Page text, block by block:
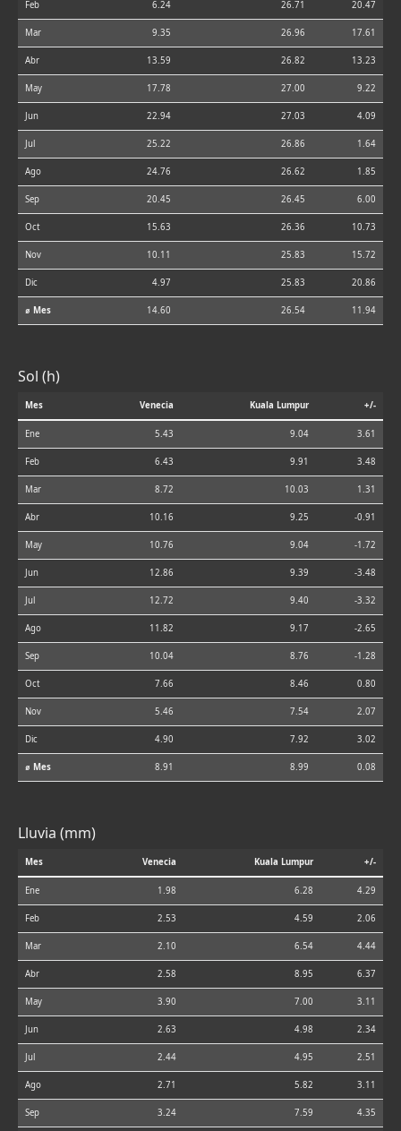
Feb 6.24 26.71 20.47
Mar 9.35 26.96 17.61
Abr 13.59 26.82 13.23
May 17.78 27.00 9.22
Jun 22.94 27.03 4.09
Jul 25.22 26.86 1.64
Ago 24.76 26.62 1.85
Sep 20.45 26.45 6.00
Oct 15.63 26.36 10.73
Nov 10.11 25.83 15.72
Dic 4.97 25.83 20.86
⌀ Mes 14.60 26.54 11.94
Sol (h)
Mes Venecia Kuala Lumpur +/-
Ene 5.43 9.04 3.61
Feb 6.43 9.91 3.48
Mar 8.72 10.03 1.31
Abr 10.16 9.25 -0.91
May 10.76 9.04 -1.72
Jun 12.86 9.39 -3.48
Jul 12.72 9.40 -3.32
Ago 11.82 9.17 -2.65
Sep 10.04 8.76 -1.28
Oct 7.66 8.46 0.80
Nov 5.46 7.54 2.07
Dic 4.90 7.92 3.02
⌀ Mes 8.91 8.99 0.08
Lluvia (mm)
Mes Venecia Kuala Lumpur +/-
Ene 1.98 6.28 4.29
Feb 2.53 4.59 2.06
Mar 2.10 6.54 4.44
Abr 2.58 8.95 6.37
May 3.90 7.00 3.11
Jun 2.63 4.98 2.34
Jul 2.44 4.95 2.51
Ago 2.71 5.82 3.11
Sep 3.24 7.59 4.35